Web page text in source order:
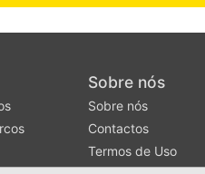
Sobre nós
Sobre nós
Contactos
Termos de Uso